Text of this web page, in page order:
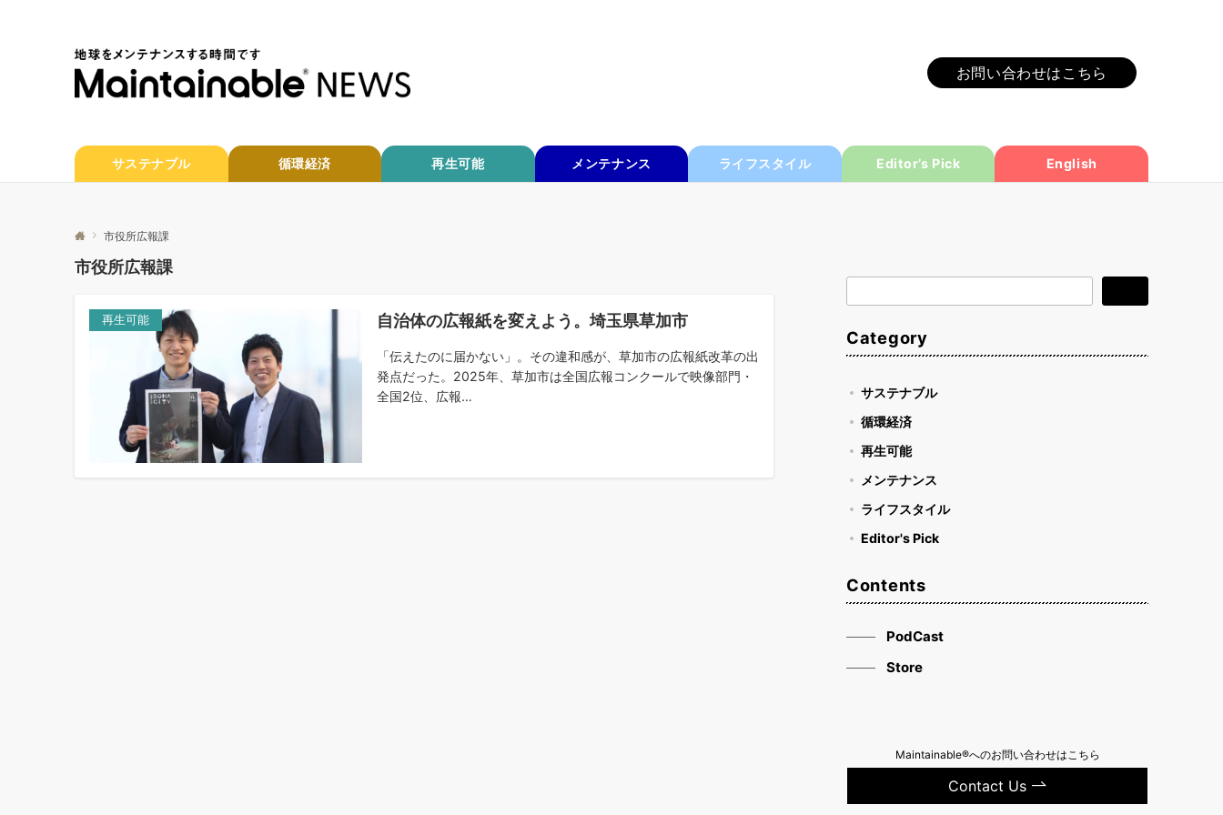
お問い合わせはこちら
サステナブル 循環経済 再生可能 メンテナンス ライフスタイル Editor’s Pick English
市役所広報課
市役所広報課
再生可能 自治体の広報紙を変えよう。埼玉県草加市
「伝えたのに届かない」。その違和感が、草加市の広報紙改革の出
発点だった。2025年、草加市は全国広報コンクールで映像部門・
全国2位、広報…
索
Category
サステナブル
循環経済
再生可能
メンテナンス
ライフスタイル
Editor's Pick
Contents
PodCast
Store
Maintainable®へのお問い合わせはこちら
Contact Us